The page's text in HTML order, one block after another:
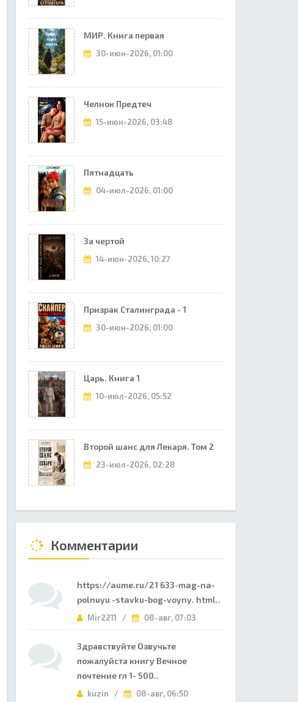
МИР. Книга первая
30-июн-2026, 01:00
Челнок Предтеч
15-июн-2026, 03:48
Пятнадцать
04-июл-2026, 01:00
За чертой
14-июн-2026, 10:27
Призрак Сталинграда - 1
30-июн-2026, 01:00
Царь. Книга 1
10-июл-2026, 05:52
Второй шанс для Лекаря. Том 2
23-июл-2026, 02:28
Комментарии
https://aume.ru/21 633-mag-na-
polnuyu -stavku-bog-voyny. html..
Mir2211 / 08-авг, 07:03
Здравствуйте Озвучьте
пожалуйста книгу Вечное
почтение гл 1- 500..
kuzin / 08-авг, 06:50